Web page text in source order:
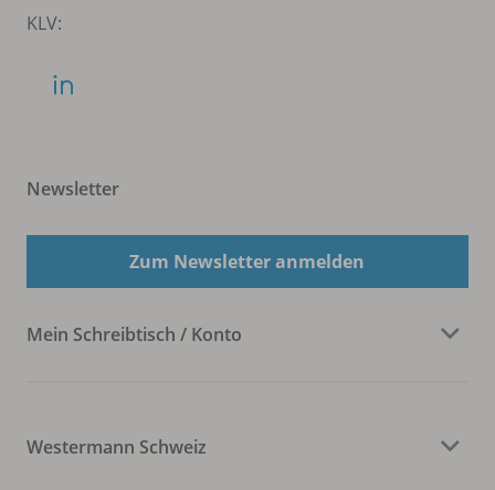
KLV:
Newsletter
Zum Newsletter anmelden
Mein Schreibtisch / Konto
Westermann Schweiz